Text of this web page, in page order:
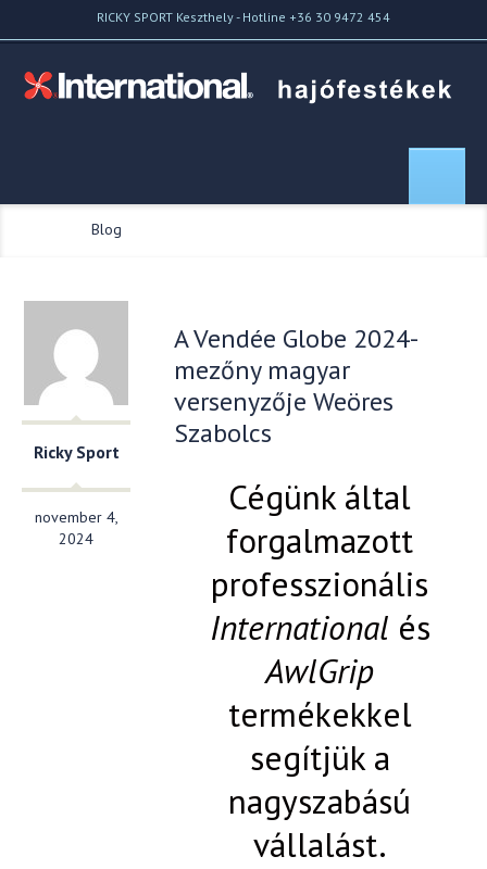
RICKY SPORT Keszthely - Hotline +36 30 9472 454
Blog
Ricky Sport
november 4,
2024
A Vendée Globe 2024-
mezőny magyar
versenyzője Weöres
Szabolcs
Cégünk által
forgalmazott
professzionális
International és
AwlGrip
termékekkel
segítjük a
nagyszabású
vállalást.